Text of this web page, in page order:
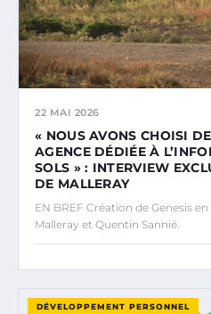
22 MAI 2026
« NOUS AVONS CHOISI
AGENCE DÉDIÉE À
SOLS » : INTERVIEW
DE MALLERAY
EN BREF Création de Genesis
Malleray et Quentin Sannié.
DÉVELOPPEMENT PERSONNEL